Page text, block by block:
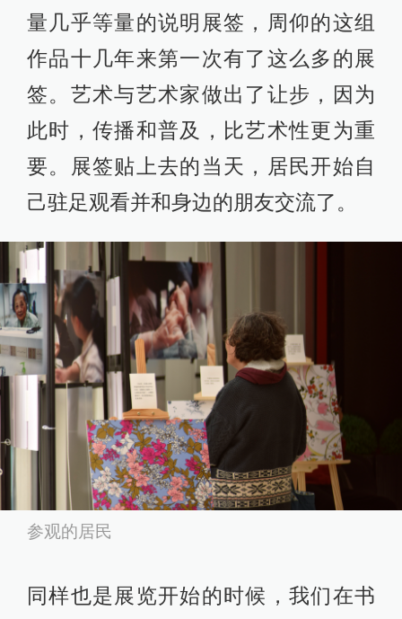
量几乎等量的说明展签，周仰的这组
作品十几年来第一次有了这么多的展
签。艺术与艺术家做出了让步，因为
此时，传播和普及，比艺术性更为重
要。展签贴上去的当天，居民开始自
己驻足观看并和身边的朋友交流了。
参观的居民
同样也是展览开始的时候，我们在书